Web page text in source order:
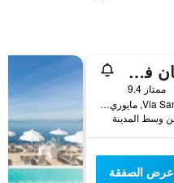
هوتل سان فرانسيسكو
ممتاز 9.4
Via Santa Tecla, 54, مايوري, مقاطعة ساليرنو, إيطاليا
عرض الصفقة